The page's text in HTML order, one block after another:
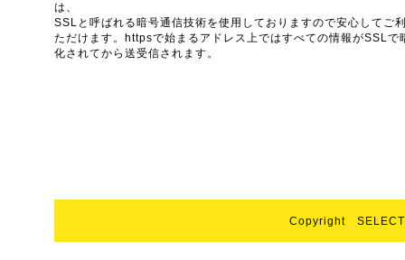
は、
SSLと呼ばれる暗号通信技術を使用しておりますので安心してご
ただけます。httpsで始まるアドレス上ではすべての情報がSSLで
化されてから送受信されます。
Copyright SELECT